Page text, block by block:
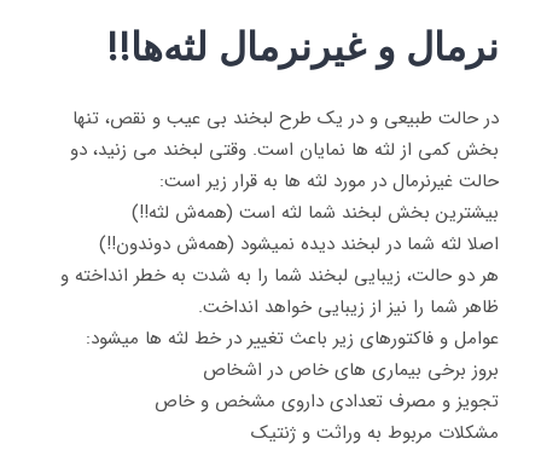
نرمال و غیرنرمال لثه‌ها!!
در حالت طبیعی و در یک طرح لبخند بی عیب و نقص، تنها
بخش کمی از لثه ها نمایان است. وقتی لبخند می زنید، دو
حالت غیرنرمال در مورد لثه ها به قرار زیر است:
بیشترین بخش لبخند شما لثه است (همه‌ش لثه!!)
اصلا لثه شما در لبخند دیده نمیشود (همه‌ش دوندون!!)
هر دو حالت، زیبایی لبخند شما را به شدت به خطر انداخته و
ظاهر شما را نیز از زیبایی خواهد انداخت.
عوامل و فاکتورهای زیر باعث تغییر در خط لثه ها میشود:
بروز برخی بیماری های خاص در اشخاص
تجویز و مصرف تعدادی داروی مشخص و خاص
مشکلات مربوط به وراثت و ژنتیک